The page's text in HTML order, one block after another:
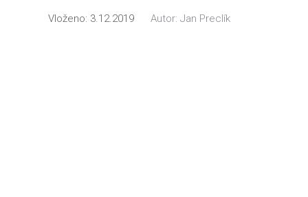
Vloženo: 3.12.2019 Autor: Jan Preclík